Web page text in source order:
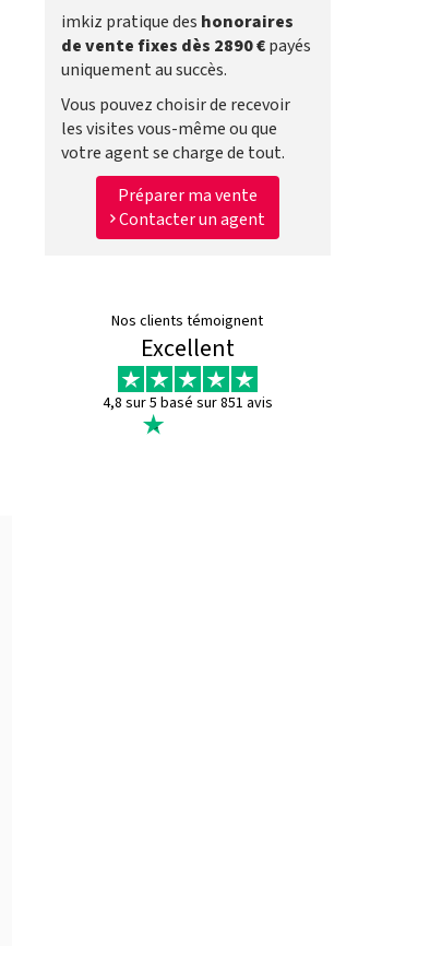
imkiz pratique des honoraires
de vente fixes dès 2890 €payés
uniquement au succès.
Vous pouvez choisir de recevoir
les visites vous-même ou que
votre agent se charge de tout.
Préparer ma vente
Contacter un agent
Nos clients témoignent
Excellent
4,8 sur 5 basé sur 851 avis